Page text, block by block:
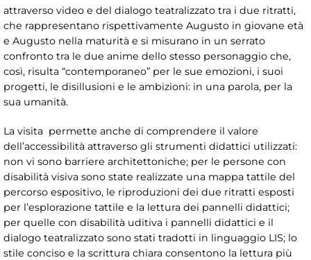
attraverso video e del dialogo teatralizzato tra i due ritratti,
che rappresentano rispettivamente Augusto in giovane età
e Augusto nella maturità e si misurano in un serrato
confronto tra le due anime dello stesso personaggio che,
così, risulta “contemporaneo” per le sue emozioni, i suoi
progetti, le disillusioni e le ambizioni: in una parola, per la
sua umanità.
La visita permette anche di comprendere il valore
dell’accessibilità attraverso gli strumenti didattici utilizzati:
non vi sono barriere architettoniche; per le persone con
disabilità visiva sono state realizzate una mappa tattile del
percorso espositivo, le riproduzioni dei due ritratti esposti
per l’esplorazione tattile e la lettura dei pannelli didattici;
per quelle con disabilità uditiva i pannelli didattici e il
dialogo teatralizzato sono stati tradotti in linguaggio LIS; lo
stile conciso e la scrittura chiara consentono la lettura più